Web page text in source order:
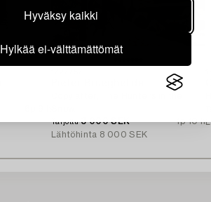
Hyväksy kaikki
Hylkää ei-välttämättömät
Tarjottu3 000 SEK
1p 10 h
Lähtöhinta 8 000 SEK